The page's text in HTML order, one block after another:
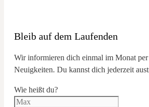
Bleib auf dem Laufenden
Wir informieren dich einmal im Monat
Neuigkeiten. Du kannst dich jederzeit
Wie heißt du?